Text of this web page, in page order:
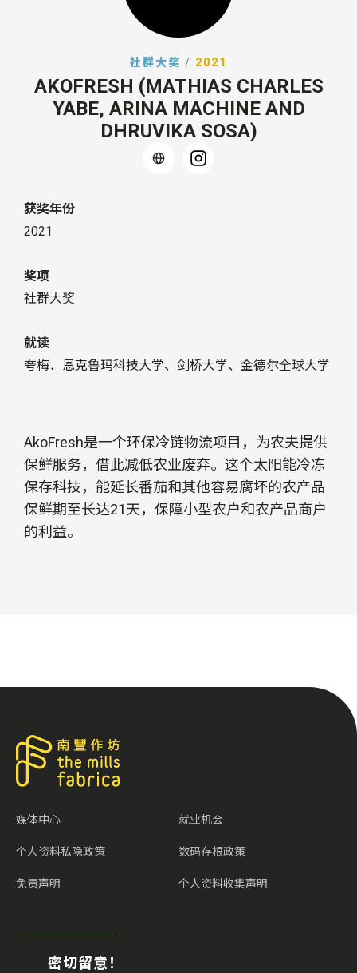
社群大奖 / 2021
AKOFRESH (MATHIAS CHARLES
YABE, ARINA MACHINE AND
DHRUVIKA SOSA)
获奖年份
2021
奖项
社群大奖
就读
夸梅．恩克鲁玛科技大学、剑桥大学、金德尔全球大学
AkoFresh是一个环保冷链物流项目，为农夫提供
保鲜服务，借此减低农业废弃。这个太阳能冷冻
保存科技，能延长番茄和其他容易腐坏的农产品
保鲜期至长达21天，保障小型农户和农产品商户
的利益。
媒体中心 就业机会
个人资料私隐政策 数码存根政策
免责声明 个人资料收集声明
密切留意！